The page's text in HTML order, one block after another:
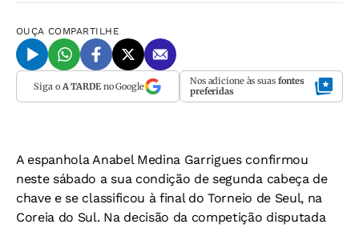
OUÇA COMPARTILHE
Siga o A TARDEno Google Nos adicione às suas fontes
preferidas
A espanhola Anabel Medina Garrigues confirmou
neste sábado a sua condição de segunda cabeça de
chave e se classificou à final do Torneio de Seul, na
Coreia do Sul. Na decisão da competição disputada